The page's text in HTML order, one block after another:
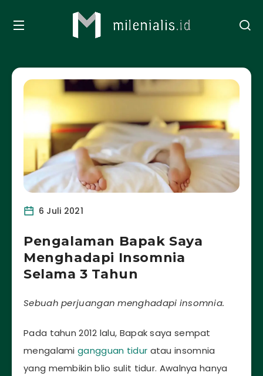
6 Juli 2021
Pengalaman Bapak Saya
Menghadapi Insomnia
Selama 3 Tahun
Sebuah perjuangan menghadapi insomnia.
Pada tahun 2012 lalu, Bapak saya sempat
mengalamigangguan tidur atau insomnia
yang membikin blio sulit tidur. Awalnya hanya